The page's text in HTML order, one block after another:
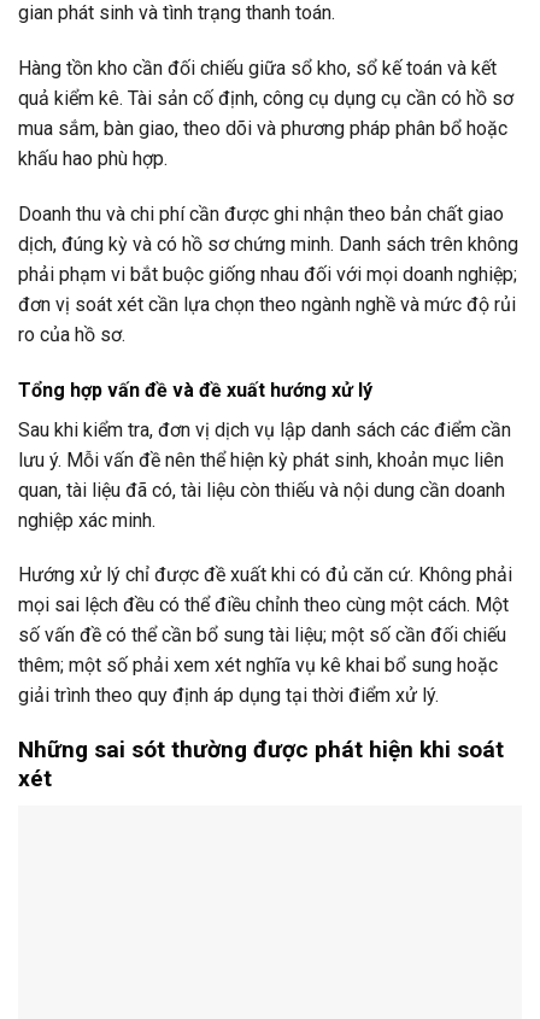
gian phát sinh và tình trạng thanh toán.
Hàng tồn kho cần đối chiếu giữa sổ kho, sổ kế toán và kết
quả kiểm kê. Tài sản cố định, công cụ dụng cụ cần có hồ sơ
mua sắm, bàn giao, theo dõi và phương pháp phân bổ hoặc
khấu hao phù hợp.
Doanh thu và chi phí cần được ghi nhận theo bản chất giao
dịch, đúng kỳ và có hồ sơ chứng minh. Danh sách trên không
phải phạm vi bắt buộc giống nhau đối với mọi doanh nghiệp;
đơn vị soát xét cần lựa chọn theo ngành nghề và mức độ rủi
ro của hồ sơ.
Tổng hợp vấn đề và đề xuất hướng xử lý
Sau khi kiểm tra, đơn vị dịch vụ lập danh sách các điểm cần
lưu ý. Mỗi vấn đề nên thể hiện kỳ phát sinh, khoản mục liên
quan, tài liệu đã có, tài liệu còn thiếu và nội dung cần doanh
nghiệp xác minh.
Hướng xử lý chỉ được đề xuất khi có đủ căn cứ. Không phải
mọi sai lệch đều có thể điều chỉnh theo cùng một cách. Một
số vấn đề có thể cần bổ sung tài liệu; một số cần đối chiếu
thêm; một số phải xem xét nghĩa vụ kê khai bổ sung hoặc
giải trình theo quy định áp dụng tại thời điểm xử lý.
Những sai sót thường được phát hiện khi soát
xét